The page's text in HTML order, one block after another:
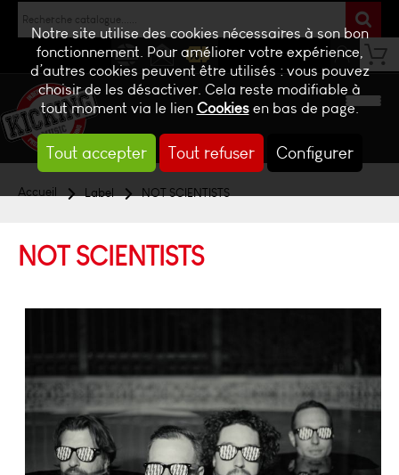
Notre site utilise des cookies nécessaires à son bon
fonctionnement. Pour améliorer votre expérience,
d’autres cookies peuvent être utilisés : vous pouvez
choisir de les désactiver. Cela reste modifiable à
tout moment via le lienCookiesen bas de page.
Tout accepter Tout refuser Configurer
NEWS CONTACTBILLETTERIE
Accueil Label NOT SCIENTISTS
NOT SCIENTISTS